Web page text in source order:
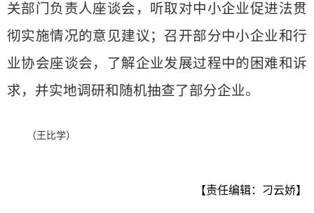
关部门负责人座谈会，听取对中小企业促进法贯
彻实施情况的意见建议；召开部分中小企业和行
业协会座谈会，了解企业发展过程中的困难和诉
求，并实地调研和随机抽查了部分企业。
（王比学）
【责任编辑：刁云娇】